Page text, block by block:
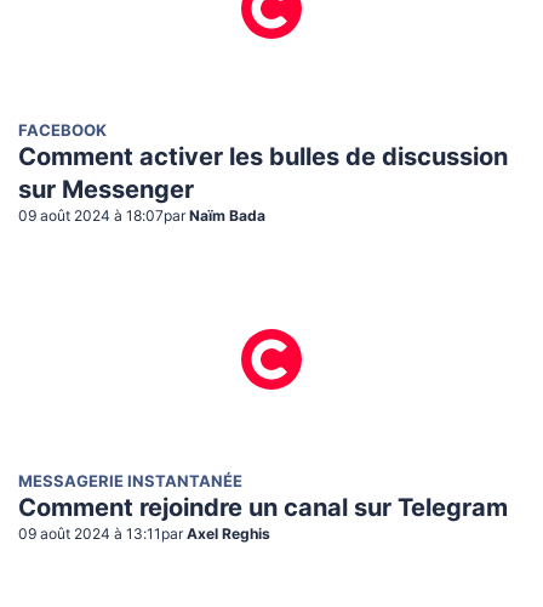
FACEBOOK
Comment activer les bulles de discussion
sur Messenger
09 août 2024 à 18:07par Naïm Bada
MESSAGERIE INSTANTANÉE
Comment rejoindre un canal sur Telegram
09 août 2024 à 13:11 par Axel Reghis